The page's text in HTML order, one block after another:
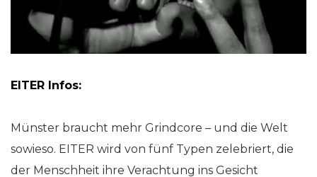
EITER Infos:
Münster braucht mehr Grindcore – und die Welt
sowieso. EITER wird von fünf Typen zelebriert, die
der Menschheit ihre Verachtung ins Gesicht